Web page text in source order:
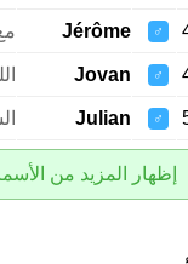
♂
Jérôme
♂
Jovan
♂
Julian
إظهار المزيد من